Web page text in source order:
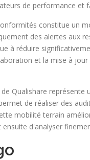
de performance et
constitue un
des alertes aux
à réduire
et la mise à
Qualishare
de réaliser des
mobilité terrain
d'analyser